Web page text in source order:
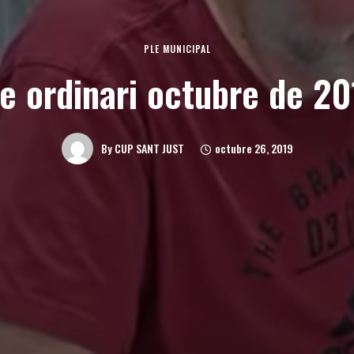
PLE MUNICIPAL
ordinari octubre de
ByCUP SANT JUST octubre 26, 2019